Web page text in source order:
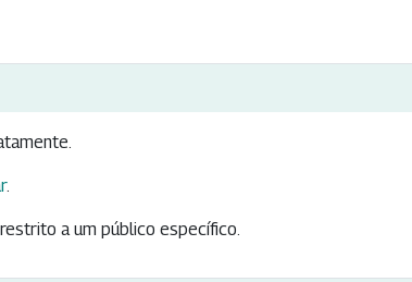
.
a um público específico.